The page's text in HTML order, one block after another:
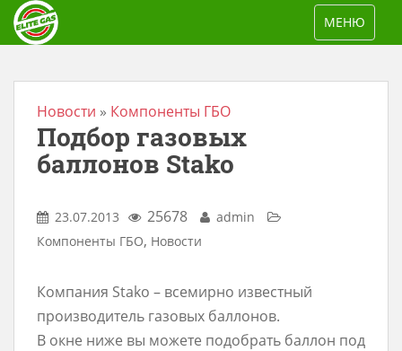
TOGGLE
МЕНЮ
Новости » Компоненты ГБО
Подбор газовых
баллонов Stako
23.07.2013 25678
admin
Компоненты ГБО, Новости
Компания Stako – всемирно известный
производитель газовых баллонов.
В окне ниже вы можете подобрать баллон под